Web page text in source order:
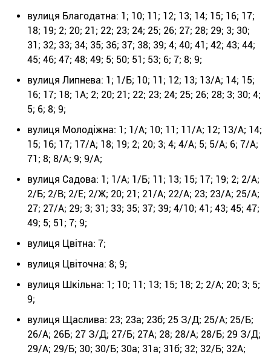
вулиця Благодатна: 1; 10; 11; 12; 13; 14; 15; 16; 17;
18; 19; 2; 20; 21; 22; 23; 24; 25; 26; 27; 28; 29; 3; 30;
31; 32; 33; 34; 35; 36; 37; 38; 39; 4; 40; 41; 42; 43; 44;
45; 46; 47; 48; 49; 5; 50; 51; 53; 6; 7; 8; 9;
вулиця Липнева: 1; 1/Б; 10; 11; 12; 13; 13/А; 14; 15;
16; 17; 18; 1А; 2; 20; 21; 22; 23; 24; 25; 26; 28; 3; 30; 4;
5; 6; 8; 9;
вулиця Молодіжна: 1; 1/А; 10; 11; 11/А; 12; 13/А; 14;
15; 16; 17; 17/А; 18; 19; 2; 20; 3; 4; 4/А; 5; 5/А; 6; 7/А;
71; 8; 8/А; 9; 9/А;
вулиця Садова: 1; 1/А; 1/Б; 11; 13; 15; 17; 19; 2; 2/А;
2/Б; 2/В; 2/Е; 2/Ж; 20; 21; 21/А; 22/А; 23; 23/А; 25/А;
27; 27/А; 29; 3; 31; 33; 35; 37; 39; 4/10; 41; 43; 45; 47;
49; 5; 51; 7; 9;
вулиця Цвітна: 7;
вулиця Цвіточна: 8; 9;
вулиця Шкільна: 1; 10; 11; 13; 15; 18; 2; 2/А; 20; 3; 5;
9;
вулиця Щаслива: 23; 23а; 23б; 25 З/Д; 25/А; 25/Б;
26/А; 26Б; 27 З/Д; 27/Б; 27А; 28; 28/А; 28/Б; 29 З/Д;
29/А; 29/Б; 30; 30/Б; 30а; 31а; 31б; 32; 32/Б; 32А;